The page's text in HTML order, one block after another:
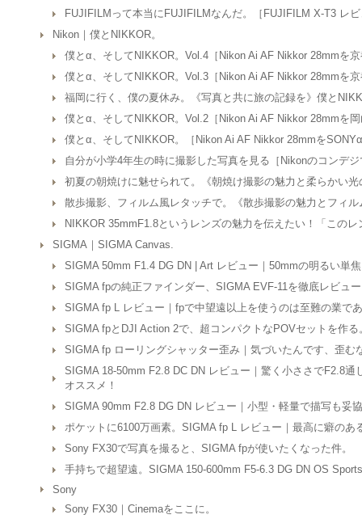
FUJIFILMって本当にFUJIFILMなんだ。［FUJIFILM X-T3 レ
Nikon｜僕とNIKKOR。
僕とα、そしてNIKKOR。Vol.4［Nikon Ai AF Nikkor 28mmを
僕とα、そしてNIKKOR。Vol.3［Nikon Ai AF Nikkor 28mmを
福岡に行く、僕の夏休み。《写真と共に旅の記録を》僕と
僕とα、そしてNIKKOR。Vol.2［Nikon Ai AF Nikkor 28mmを
僕とα、そしてNIKKOR。［Nikon Ai AF Nikkor 28mmを
自分が小学4年生の時に撮影した写真を見る［Nikonのコンデ
初夏の朝焼けに魅せられて。《朝焼け撮影の魅力と柔らかい光
散歩撮影、フィルム風レタッチで。《散歩撮影の魅力とフィ
NIKKOR 35mmF1.8というレンズの魅力を伝えたい！「この
SIGMA｜SIGMA Canvas.
SIGMA 50mm F1.4 DG DN | Art レビュー｜50mmの明るい単
SIGMA fpの純正ファインダー、SIGMA EVF-11を徹底レビュ
SIGMA fp L レビュー｜fpで中望遠以上を使うのは至難の業で
SIGMA fpとDJI Action 2で、超コンパクトなPOVセットを作る
SIGMA fp ローリングシャッター歪み｜気づいたんです、歪む
SIGMA 18-50mm F2.8 DC DN レビュー｜驚く小ささでF2.8
オススメ！
SIGMA 90mm F2.8 DG DN レビュー｜小型・軽量で描写も妥
ポケットに6100万画素。SIGMA fp L レビュー｜最高に癖の
Sony FX30で写真を撮ると、SIGMA fpが使いたくなった件。
手持ちで超望遠。SIGMA 150-600mm F5-6.3 DG DN OS
Sony
Sony FX30｜Cinemaをここに。